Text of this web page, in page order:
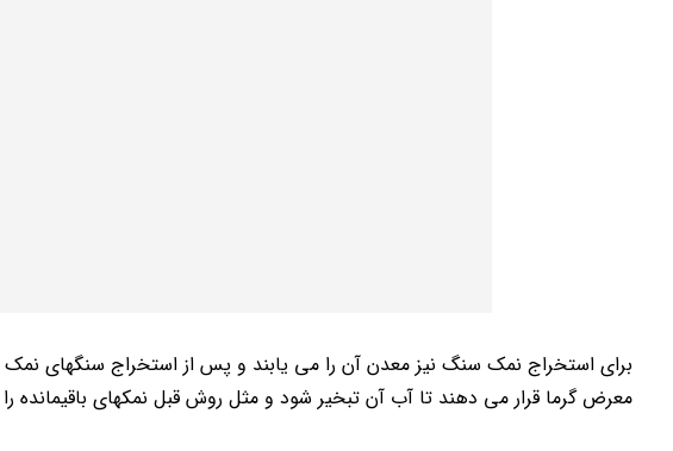
برای استخراج نمک سنگ نیز معدن آن را می یابند و پس از استخراج سنگهای نمک
معرض گرما قرار می دهند تا آب آن تبخیر شود و مثل روش قبل نمکهای باقیمانده را